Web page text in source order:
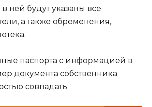
ней будут указаны все
а также обременения,
паспорта с информацией в
документа собственника
совпадать.